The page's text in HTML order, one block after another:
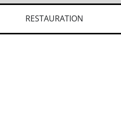
RESTAURATION